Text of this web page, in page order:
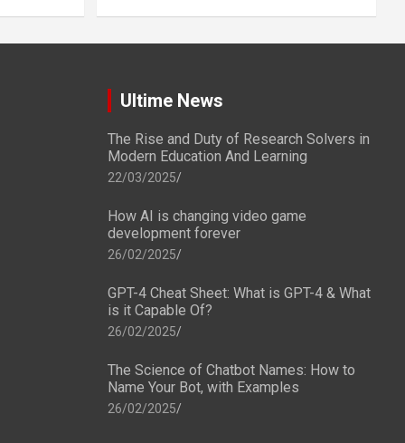
Ultime News
The Rise and Duty of Research Solvers in
Modern Education And Learning
22/03/2025
How AI is changing video game
development forever
26/02/2025
GPT-4 Cheat Sheet: What is GPT-4 & What
is it Capable Of?
26/02/2025
The Science of Chatbot Names: How to
Name Your Bot, with Examples
26/02/2025